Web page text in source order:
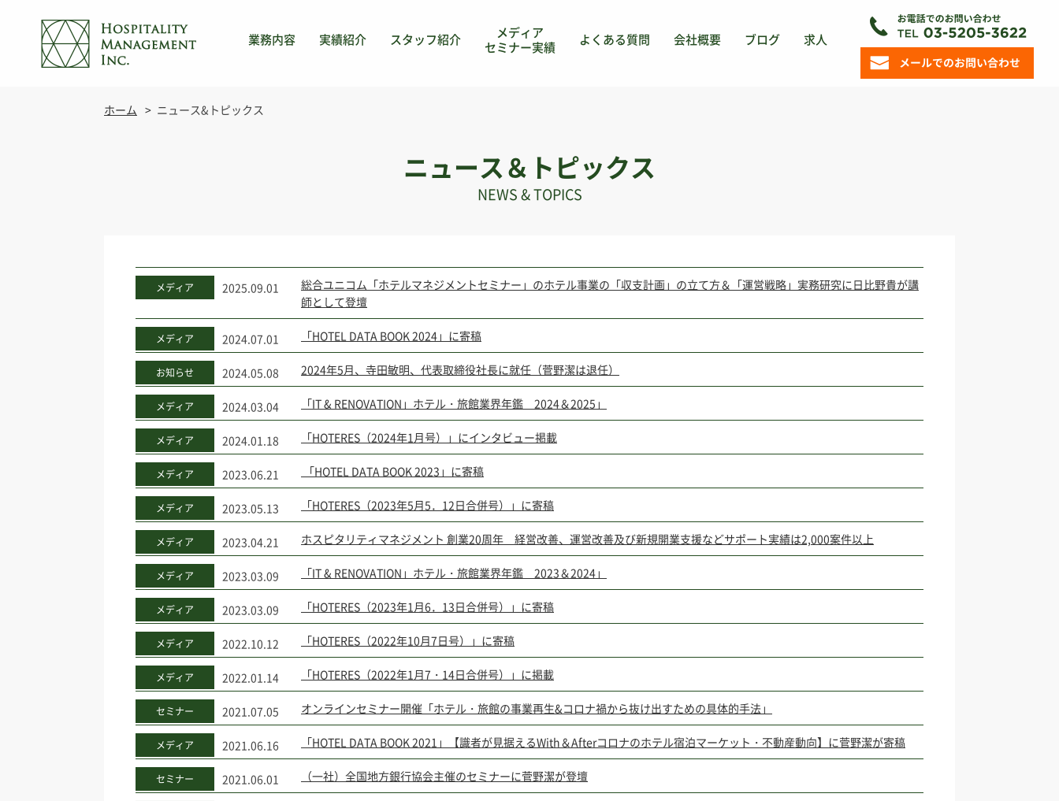
業務内容 実績紹介 スタッフ紹介
メディア
セミナー実績
よくある質問 会社概要 ブログ 求人
ホーム ニュース&トピックス
ニュース＆トピックス
NEWS & TOPICS
メディア 2025.09.01
総合ユニコム「ホテルマネジメントセミナー」のホテル事業の「収支計画」の立て方＆「運営戦略」実務研究に日比野貴が講
師として登壇
メディア 2024.07.01 「HOTEL DATA BOOK 2024」に寄稿
お知らせ 2024.05.08 2024年5月、寺田敏明、代表取締役社長に就任（菅野潔は退任）
メディア 2024.03.04 「IT & RENOVATION」ホテル・旅館業界年鑑 2024＆2025」
メディア 2024.01.18 「HOTERES（2024年1月号）」にインタビュー掲載
メディア 2023.06.21 「HOTEL DATA BOOK 2023」に寄稿
メディア 2023.05.13 「HOTERES（2023年5月5．12日合併号）」に寄稿
メディア 2023.04.21 ホスピタリティマネジメント 創業20周年 経営改善、運営改善及び新規開業支援などサポート実績は2,000案件以上
メディア 2023.03.09 「IT & RENOVATION」ホテル・旅館業界年鑑 2023＆2024」
メディア 2023.03.09 「HOTERES（2023年1月6．13日合併号）」に寄稿
メディア 2022.10.12 「HOTERES（2022年10月7日号）」に寄稿
メディア 2022.01.14 「HOTERES（2022年1月7・14日合併号）」に掲載
セミナー 2021.07.05 オンラインセミナー開催「ホテル・旅館の事業再生&コロナ禍から抜け出すための具体的手法」
メディア 2021.06.16 「HOTEL DATA BOOK 2021」【識者が見据えるWith＆Afterコロナのホテル宿泊マーケット・不動産動向】に菅野潔が寄稿
セミナー 2021.06.01 （一社）全国地方銀行協会主催のセミナーに菅野潔が登壇